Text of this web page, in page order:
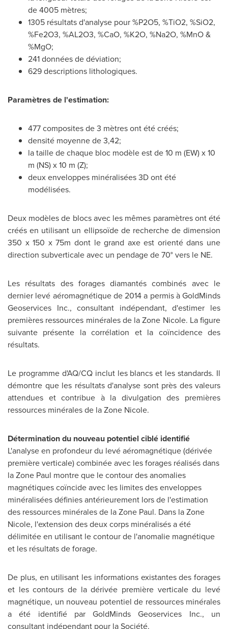
de 4005 mètres;
1305 résultats d'analyse pour %P2O5, %TiO2, %SiO2,
%Fe2O3, %AL2O3, %CaO, %K2O, %Na2O, %MnO &
%MgO;
241 données de déviation;
629 descriptions lithologiques.
Paramètres de l'estimation:
477 composites de 3 mètres ont été créés;
densité moyenne de 3,42;
la taille de chaque bloc modèle est de 10 m (EW) x 10
m (NS) x 10 m (Z);
deux enveloppes minéralisées 3D ont été
modélisées.
Deux modèles de blocs avec les mêmes paramètres ont été
créés en utilisant un ellipsoïde de recherche de dimension
350 x 150 x 75m dont le grand axe est orienté dans une
direction subverticale avec un pendage de 70° vers le NE.
Les résultats des forages diamantés combinés avec le
dernier levé aéromagnétique de 2014 a permis à GoldMinds
Geoservices Inc., consultant indépendant, d'estimer les
premières ressources minérales de la Zone Nicole. La figure
suivante présente la corrélation et la coïncidence des
résultats.
Le programme d'AQ/CQ inclut les blancs et les standards. Il
démontre que les résultats d'analyse sont près des valeurs
attendues et contribue à la divulgation des premières
ressources minérales de la Zone Nicole.
Détermination du nouveau potentiel ciblé identifié
L'analyse en profondeur du levé aéromagnétique (dérivée
première verticale) combinée avec les forages réalisés dans
la Zone Paul montre que le contour des anomalies
magnétiques coïncide avec les limites des enveloppes
minéralisées définies antérieurement lors de l'estimation
des ressources minérales de la Zone Paul. Dans la Zone
Nicole, l'extension des deux corps minéralisés a été
délimitée en utilisant le contour de l'anomalie magnétique
et les résultats de forage.
De plus, en utilisant les informations existantes des forages
et les contours de la dérivée première verticale du levé
magnétique, un nouveau potentiel de ressources minérales
a été identifié par GoldMinds Geoservices Inc., un
consultant indépendant pour la Société.